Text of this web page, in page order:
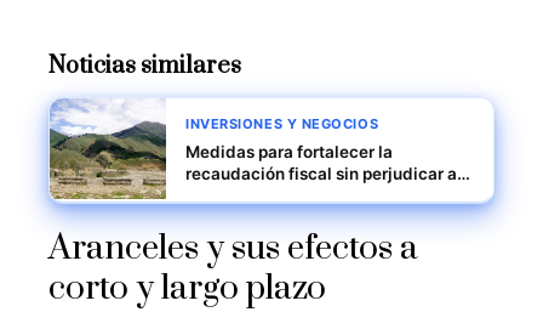
Noticias similares
INVERSIONES Y NEGOCIOS
Medidas para fortalecer la
recaudación fiscal sin perjudicar a
Aranceles y sus efectos a
corto y largo plazo